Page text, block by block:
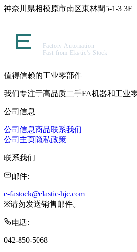
神奈川県相模原市南区東林間5-1-3 3F
值得信赖的工业零部件
我们专注于高品质二手FA机器和工业零
公司信息
公司信息商品联系我们
公司主页隐私政策
联系我们
邮件:
e-fastock@elastic-hjc.com
※请勿发送销售邮件。
电话:
042-850-5068